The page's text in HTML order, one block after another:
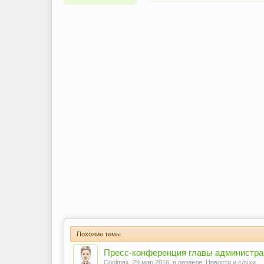
Похожие темы
Пресс-конференция главы
Coolmax 29 мар 2016 , в разделе: Новости и слухи